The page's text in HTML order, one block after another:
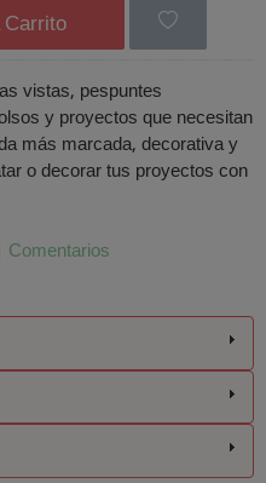
vistas, pespuntes
y proyectos que necesitan
más marcada, decorativa y
o decorar tus proyectos con
Comentarios